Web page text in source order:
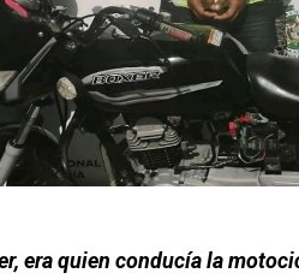
era quien conducía la